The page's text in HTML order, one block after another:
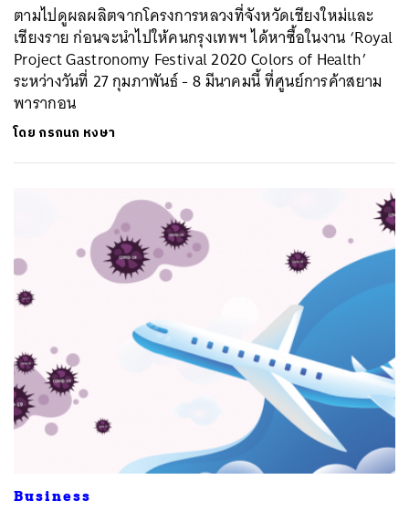
ตามไปดูผลผลิตจากโครงการหลวงที่จังหวัดเชียงใหม่และ
เชียงราย ก่อนจะนำไปให้คนกรุงเทพฯ ได้หาซื้อในงาน ‘Royal
Project Gastronomy Festival 2020 Colors of Health’
ระหว่างวันที่ 27 กุมภาพันธ์ - 8 มีนาคมนี้ ที่ศูนย์การค้าสยาม
พารากอน
โดย กรกนก หงษา
Business